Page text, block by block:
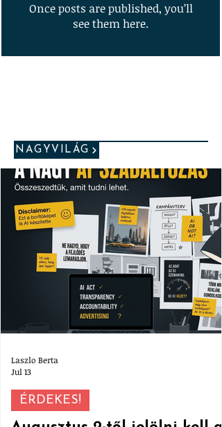
Once posts are published, you’ll
see them here.
NAGYVILÁG
ÉRDEKES!
Laszlo Berta
Jul 13